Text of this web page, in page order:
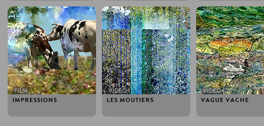
IMPRESSIONS
2012
FILM
LES MOUTIERS
2012
VIDEO
VAGUE VACHE
2012
VIDEO